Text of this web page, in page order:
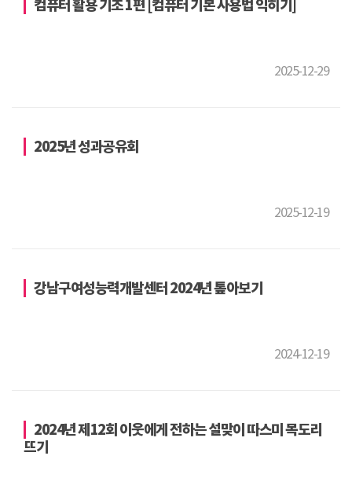
컴퓨터 활용 기초 1편 [컴퓨터 기본 사용법 익히기]
2025-12-29
2025년 성과공유회
2025-12-19
강남구여성능력개발센터 2024년 톺아보기
2024-12-19
2024년 제12회 이웃에게 전하는 설맞이 따스미 목도리
뜨기